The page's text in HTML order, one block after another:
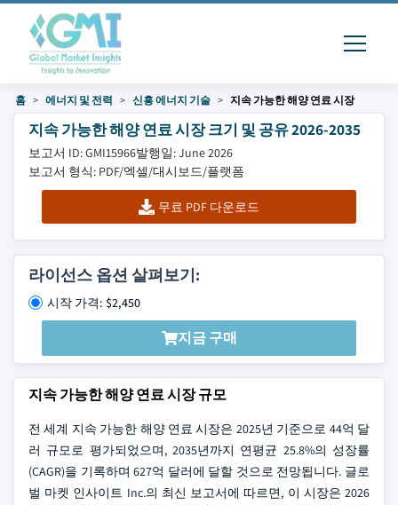
홈 에너지 및 전력 신흥 에너지 기술 지속 가능한 해양 연료 시장
지속 가능한 해양 연료 시장 크기 및 공유 2026-2035
보고서 ID: GMI15966발행일: June 2026
보고서 형식: PDF/엑셀/대시보드/플랫폼
무료 PDF 다운로드
라이선스 옵션 살펴보기:
시작 가격: $2,450
지금 구매
지속 가능한 해양 연료 시장 규모
전 세계 지속 가능한 해양 연료 시장은 2025년 기준으로 44억 달
러 규모로 평가되었으며, 2035년까지 연평균 25.8%의 성장률
(CAGR)을 기록하며 627억 달러에 달할 것으로 전망됩니다. 글로
벌 마켓 인사이트 Inc.의 최신 보고서에 따르면, 이 시장은 2026